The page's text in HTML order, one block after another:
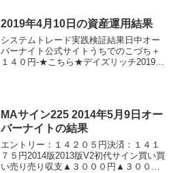
ズ...
2019年4月10日の資産運用結果
システムトレード実践検証結果日中オー
バーナイト公式サイトうちでのこづち＋
１４０円-★こちら★デイズリッチ2019＋
MAサイン225 2014年5月9日オー
バーナイトの結果
エントリー：１４２０５円決済：１４１
７５円2014版2013版V2初代サイン買い買
い売り売り収支▲３０００円▲３０００